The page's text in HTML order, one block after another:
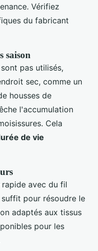
Vérifiez
du fabricant
saison
pas utilisés,
sec, comme un
housses de
l'accumulation
Cela
de vie
avec du fil
pour résoudre le
adaptés aux tissus
pour les